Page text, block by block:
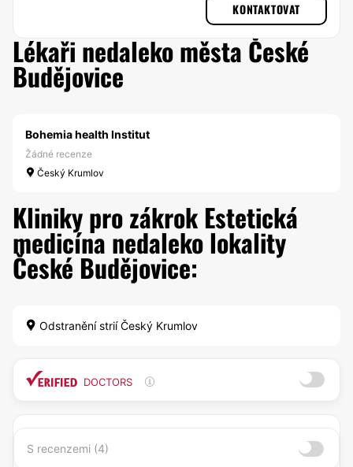
KONTAKTOVAT
Lékaři nedaleko města České
Budějovice
Bohemia health Institut
Žádné recenze
Český Krumlov
Kliniky pro zákrok Estetická
medicína nedaleko lokality
České Budějovice:
Odstranění strií Český Krumlov
DOCTORS
S recenzemi (4)